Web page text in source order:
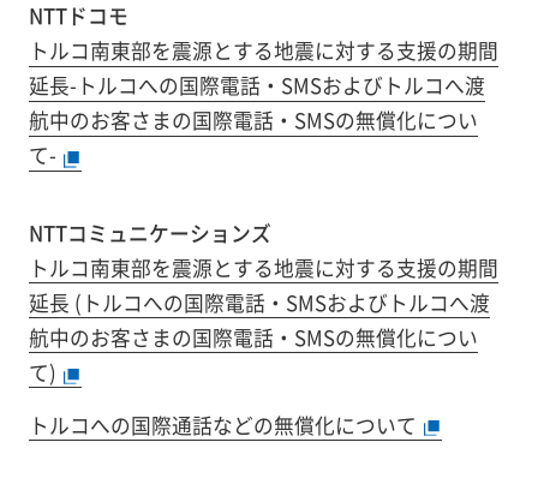
NTTドコモ
トルコ南東部を震源とする地震に対する支援の期間
延長-トルコへの国際電話・SMSおよびトルコへ渡
航中のお客さまの国際電話・SMSの無償化につい
て-
NTTコミュニケーションズ
トルコ南東部を震源とする地震に対する支援の期間
延長 (トルコへの国際電話・SMSおよびトルコへ渡
航中のお客さまの国際電話・SMSの無償化につい
て)
トルコへの国際通話などの無償化について